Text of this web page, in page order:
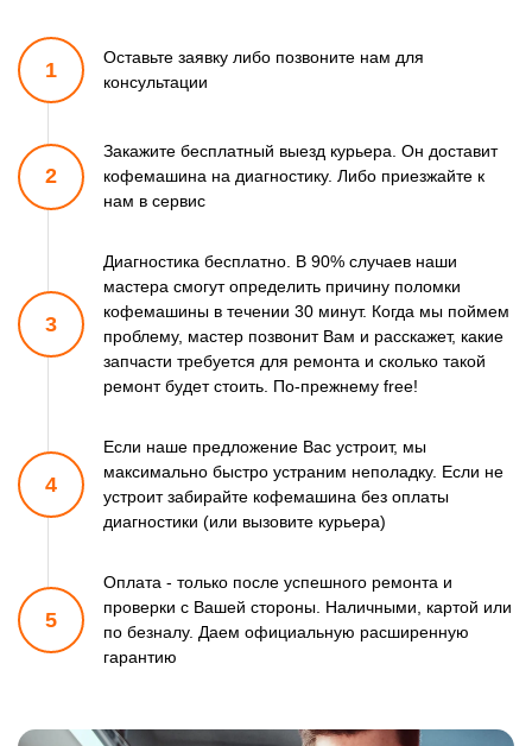
1
Оставьте заявку либо позвоните нам для
консультации
2
Закажите бесплатный выезд курьера. Он доставит
кофемашина на диагностику. Либо приезжайте к
нам в сервис
3
Диагностика бесплатно. В 90% случаев наши
мастера смогутопределить причину поломки
кофемашины в течении 30 минут. Когда мы поймем
проблему, мастер позвонит Вам и расскажет, какие
запчасти требуется для ремонта и сколько такой
ремонтбудет стоить. По-прежнему free!
4
Если наше предложение Вас устроит, мы
максимально быстро устраним неполадку. Если не
устроит забирайте кофемашина без оплаты
диагностики (или вызовите курьера)
5
Оплата - только после успешного ремонта и
проверки с Вашей стороны. Наличными, картой или
по безналу. Даем официальную расширенную
гарантию